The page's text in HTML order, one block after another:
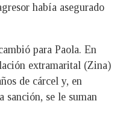
había asegurado
para Paola. En
extramarital (Zina)
de cárcel y, en
sanción, se le suman